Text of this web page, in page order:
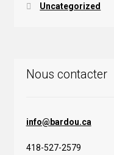
Uncategorized
Nous contacter
info@bardou.ca
418-527-2579